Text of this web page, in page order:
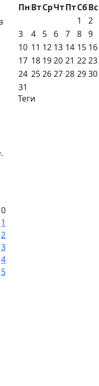
0
1
2
3
4
5
ПнВтСрЧтПтСбВс
1
2
3
4 5 6 7 8 9
10 11 12 13 14 15 16
17 18 1920 21 2223
24 252627 28 2930
31
Теги